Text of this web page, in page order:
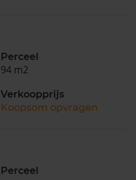
Perceel
94 m2
Verkoopprijs
Koopsom opvragen
Perceel